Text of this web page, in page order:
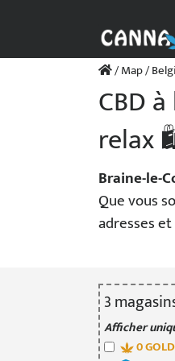
/Map/
CBD
relax
Braine-le-
Que vous
adresses
3magasin
Afficher
0GOLD